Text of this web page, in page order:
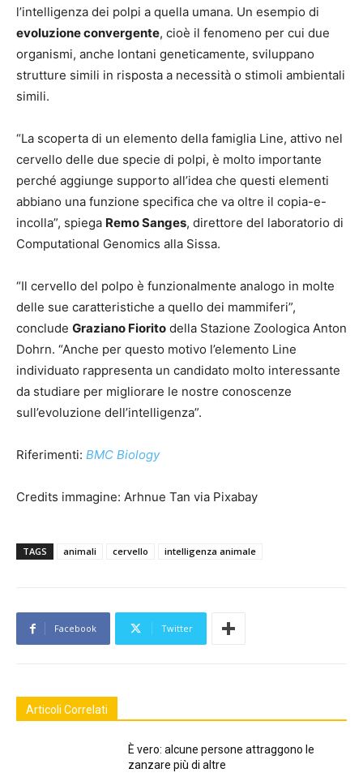
l’intelligenza dei polpi a quella umana. Un esempio di
evoluzione convergente, cioè il fenomeno per cui due
organismi, anche lontani geneticamente, sviluppano
strutture simili in risposta a necessità o stimoli ambientali
simili.
“La scoperta di un elemento della famiglia Line, attivo nel
cervello delle due specie di polpi, è molto importante
perché aggiunge supporto all’idea che questi elementi
abbiano una funzione specifica che va oltre il copia-e-
incolla”, spiega Remo Sanges, direttore del laboratorio di
Computational Genomics alla Sissa.
“Il cervello del polpo è funzionalmente analogo in molte
delle sue caratteristiche a quello dei mammiferi”,
conclude Graziano Fiorito della Stazione Zoologica Anton
Dohrn. “Anche per questo motivo l’elemento Line
individuato rappresenta un candidato molto interessante
da studiare per migliorare le nostre conoscenze
sull’evoluzione dell’intelligenza”.
Riferimenti: BMC Biology
Credits immagine: Arhnue Tan via Pixabay
TAGS animali cervello intelligenza animale
Facebook Twitter
Articoli Correlati
È vero: alcune persone attraggono le
zanzare più di altre